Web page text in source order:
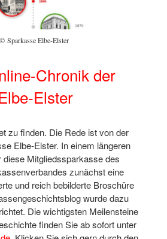
© Sparkasse Elbe-Elster
Chronik der
Elster
zu finden. Die Rede ist von der
Elbe-Elster. In einem längeren
diese Mitgliedssparkasse des
zunächst eine
und reich bebilderte Broschüre
wurde dazu
Die wichtigsten Meilensteine
finden Sie ab sofort unter